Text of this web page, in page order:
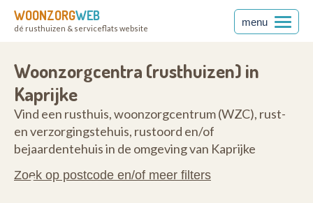
WOONZORGWEB
dé rusthuizen & serviceflats website
menu
Woonzorgcentra (rusthuizen) in
Kaprijke
Vind een rusthuis, woonzorgcentrum (WZC), rust-
en verzorgingstehuis, rustoord en/of
bejaardentehuis in de omgeving van Kaprijke
Zoek op postcode en/of meer filters